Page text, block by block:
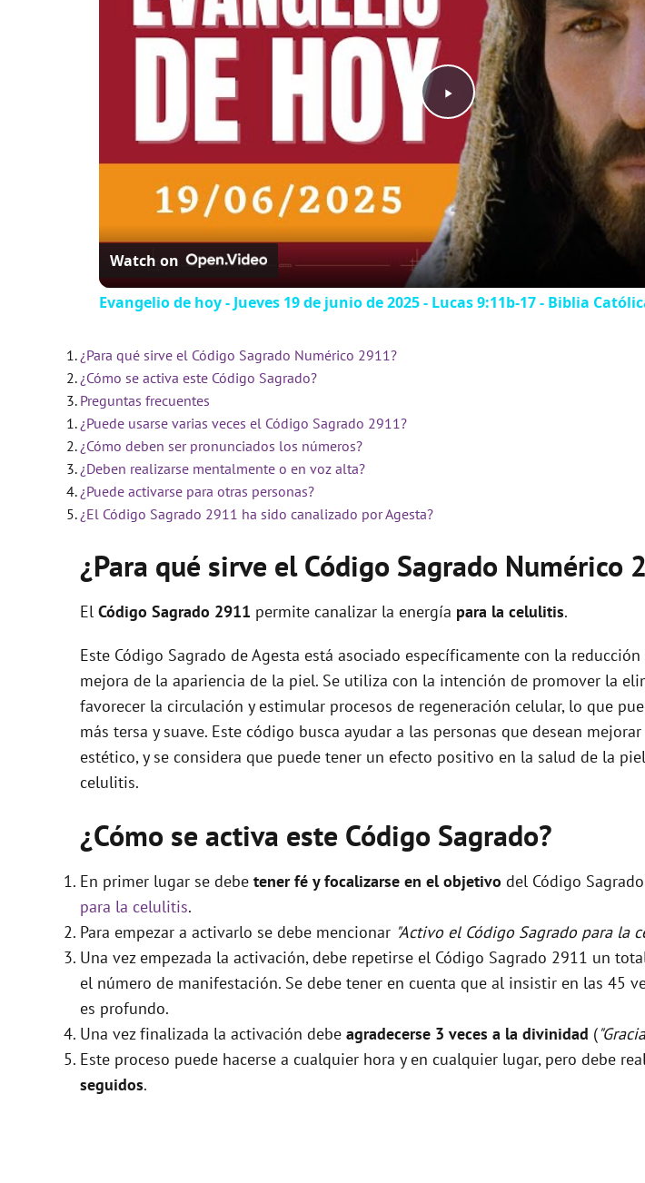
P
y
Watch on
Evangelio de hoy - Jueves 19 de junio de 2025 - Lucas 9:11b-17 - Biblia
¿Para qué sirve el Código Sagrado Numérico 2911?
¿Cómo se activa este Código Sagrado?
Preguntas frecuentes
¿Puede usarse varias veces el Código Sagrado 2911?
¿Cómo deben ser pronunciados los números?
¿Deben realizarse mentalmente o en voz alta?
¿Puede activarse para otras personas?
¿El Código Sagrado 2911 ha sido canalizado por Agesta?
¿Para qué sirve el Código Sagrado Numérico
El Código Sagrado 2911 permite canalizar la energía para la celulitis.
Este Código Sagrado de Agesta está asociado específicamente con la
mejora de la apariencia de la piel. Se utiliza con la intención de promover la
favorecer la circulación y estimular procesos de regeneración celular, lo que
más tersa y suave. Este código busca ayudar a las personas que desean
estético, y se considera que puede tener un efecto positivo en la salud de la
celulitis.
¿Cómo se activa este Código Sagrado?
En primer lugar se debe tener fé y focalizarse en el objetivo del Código
para la celulitis.
Para empezar a activarlo se debe mencionar "Activo el Código Sagrado para la
Una vez empezada la activación, debe repetirse el Código Sagrado 2911 un
el número de manifestación. Se debe tener en cuenta que al insistir en las 45
es profundo.
Una vez finalizada la activación debe agradecerse 3 veces a la divinidad (
Este proceso puede hacerse a cualquier hora y en cualquier lugar, pero debe
seguidos.